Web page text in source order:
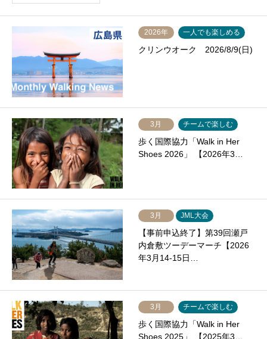
2026年 一人でも楽しめる
クリンウオーク 2026/8/9(日)
3月 チームで楽しむ
歩く国際協力「Walk in Her
Shoes 2026」 【2026年3…
3月 JML大会
【事前申込終了】第39回瀬戸
内倉敷ツーデーマーチ【2026
年3月14-15日…
3月 チームで楽しむ
歩く国際協力「Walk in Her
Shoes 2025」 【2025年3…